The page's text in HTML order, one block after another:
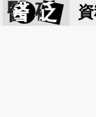
醫 砭